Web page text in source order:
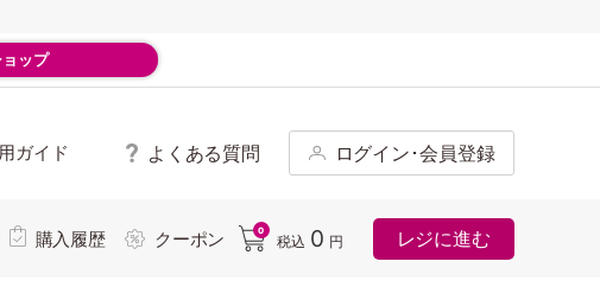
ップ
ガイド よくある質問 ログイン･会員登録
購入履歴 クーポン 0
税込 0 円 レジに進む